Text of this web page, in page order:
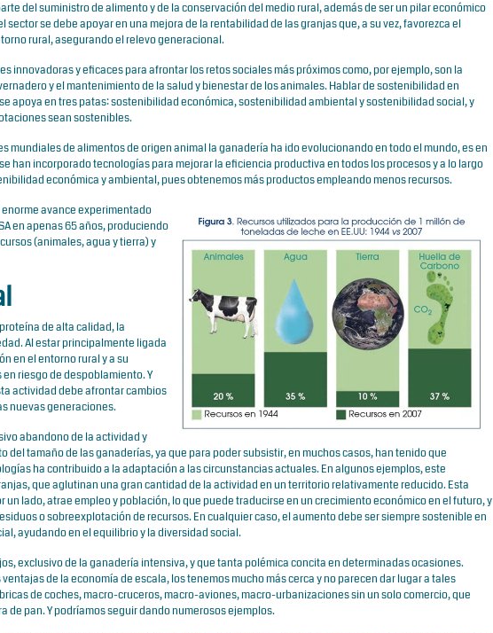
del suministro de alimento y de la conservación del medio rural, además de ser un pilar económico
se debe apoyar en una mejora de la rentabilidad de las granjas que, a su vez, favorezca el
rural, asegurando el relevo generacional.
innovadoras y eficaces para afrontar los retos sociales más próximos como, por ejemplo, son la
y el mantenimiento de la salud y bienestar de los animales. Hablar de sostenibilidad en
apoya en tres patas: sostenibilidad económica, sostenibilidad ambiental y sostenibilidad social, y
sean sostenibles.
mundiales de alimentos de origen animal la ganadería ha ido evolucionando en todo el mundo, es en
han incorporado tecnologías para mejorar la eficiencia productiva en todos los procesos y a lo largo
económica y ambiental, pues obtenemos más productos empleando menos recursos.
avance experimentado
en apenas 65 años, produciendo
(animales, agua y tierra) y
de alta calidad, la
Al estar principalmente ligada
en el entorno rural y a su
riesgo de despoblamiento. Y
actividad debe afrontar cambios
nuevas generaciones.
abandono de la actividad y
tamaño de las ganaderías, ya que para poder subsistir, en muchos casos, han tenido que
ha contribuido a la adaptación a las circunstancias actuales. En algunos ejemplos, este
que aglutinan una gran cantidad de la actividad en un territorio relativamente reducido. Esta
un lado, atrae empleo y población, lo que puede traducirse en un crecimiento económico en el futuro, y
o sobreexplotación de recursos. En cualquier caso, el aumento debe ser siempre sostenible en
ayudando en el equilibrio y la diversidad social.
exclusivo de la ganadería intensiva, y que tanta polémica concita en determinadas ocasiones.
de la economía de escala, los tenemos mucho más cerca y no parecen dar lugar a tales
de coches, macro-cruceros, macro-aviones, macro-urbanizaciones sin un solo comercio, que
de pan. Y podríamos seguir dando numerosos ejemplos.